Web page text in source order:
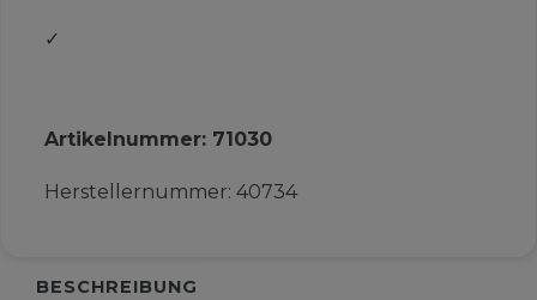
✓
Artikelnummer: 71030
Herstellernummer: 40734
BESCHREIBUNG